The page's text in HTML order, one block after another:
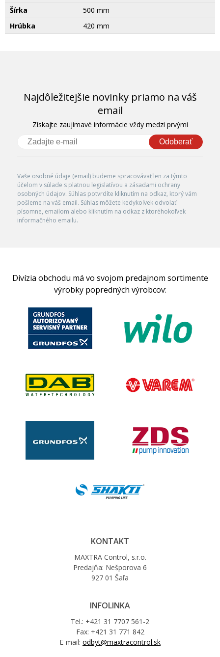
Šírka
500 mm
Hrúbka
420 mm
Najdôležitejšie novinky priamo na váš
email
Získajte zaujímavé informácie vždy medzi prvými
Odoberať
Vaše osobné údaje (email) budeme spracovávať len za týmto
účelom v súlade s platnou legislatívou a zásadami ochrany
osobných údajov. Súhlas potvrdíte kliknutím na odkaz, ktorý vám
pošleme na váš email. Súhlas môžete kedykoľvek odvolať
písomne, emailom alebo kliknutím na odkaz z ktoréhokoľvek
informačného emailu.
Divízia obchodu má vo svojom predajnom sortimente
výrobky popredných výrobcov:
KONTAKT
MAXTRA Control, s.r.o.
Predajňa: Nešporova 6
927 01 Šaľa
INFOLINKA
Tel.: +421 31 7707 561-2
Fax: +421 31 771 842
E-mail: odbyt@maxtracontrol.sk